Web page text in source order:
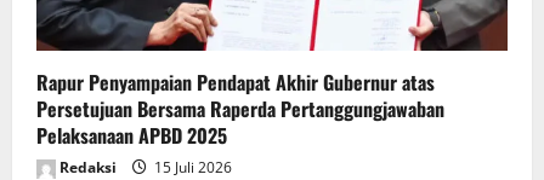
Rapur Penyampaian Pendapat Akhir Gubernur atas
Persetujuan Bersama Raperda Pertanggungjawaban
Pelaksanaan APBD 2025
Redaksi 15 Juli 2026